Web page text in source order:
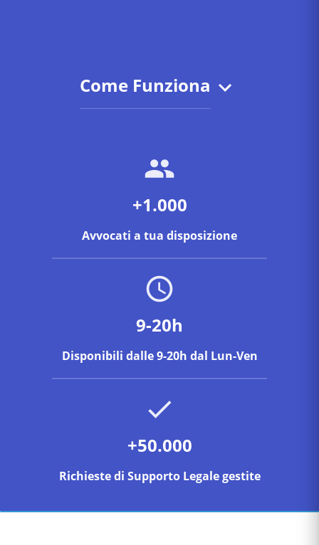
Come Funziona
+1.000
Avvocati a tua disposizione
9-20h
Disponibili dalle 9-20h dal Lun-Ven
+50.000
Richieste di Supporto Legale gestite